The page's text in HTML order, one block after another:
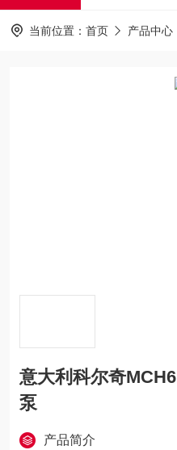
当前位置： 首页 产品中心
意大利科尔奇
泵
产品简介